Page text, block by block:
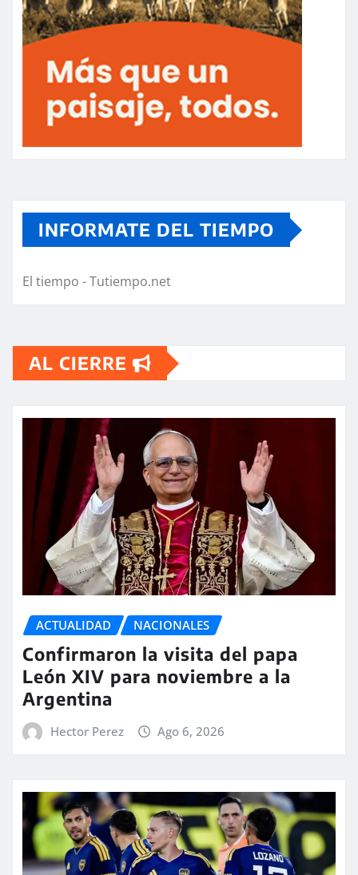
INFORMATE DEL TIEMPO
El tiempo - Tutiempo.net
AL CIERRE
ACTUALIDAD NACIONALES
Confirmaron la visita del papa
León XIV para noviembre a la
Argentina
Hector Perez Ago 6, 2026